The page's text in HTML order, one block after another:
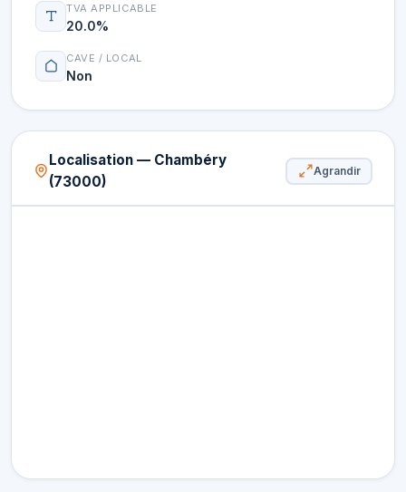
TVA APPLICABLE
20.0%
CAVE / LOCAL
Non
Localisation — Chambéry
(73000)
Agrandir